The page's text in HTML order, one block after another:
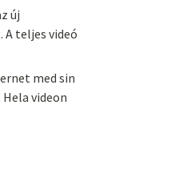
új
A teljes videó
med sin
videon